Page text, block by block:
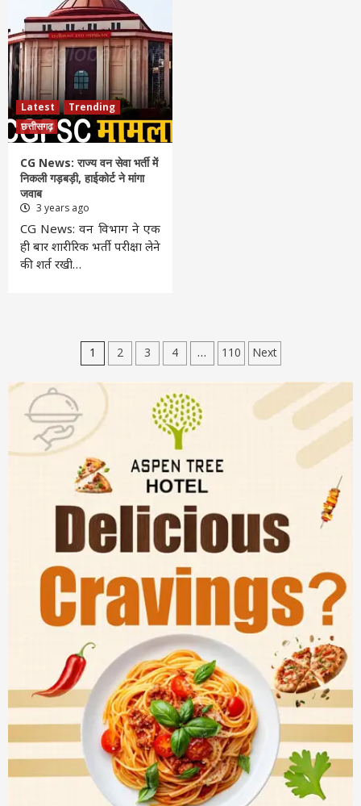
Latest
Trending
छत्तीसगढ़
CG News: राज्य वन सेवा भर्ती में
निकली गड़बड़ी, हाईकोर्ट ने मांगा
जवाब
3 years ago
CG News: वन विभाग ने एक
ही बार शारीरिक भर्ती परीक्षा लेने
की शर्त रखी…
Posts
1 2 3 4 … 110 Next